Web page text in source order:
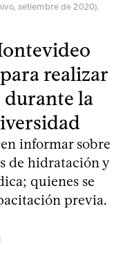
setiembre de 2020).
realizar
durante la
informar sobre
de hidratación y
quienes se
previa.